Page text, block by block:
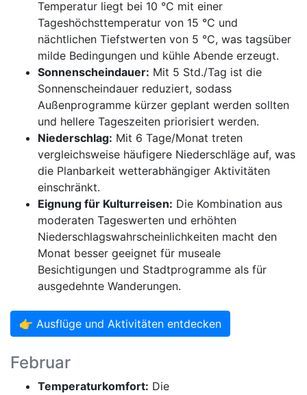
Temperatur liegt bei 10 °C mit einer
Tageshöchsttemperatur von 15 °C und
nächtlichen Tiefstwerten von 5 °C, was tagsüber
milde Bedingungen und kühle Abende erzeugt.
Sonnenscheindauer: Mit 5 Std./Tag ist die
Sonnenscheindauer reduziert, sodass
Außenprogramme kürzer geplant werden sollten
und hellere Tageszeiten priorisiert werden.
Niederschlag: Mit 6 Tage/Monat treten
vergleichsweise häufigere Niederschläge auf, was
die Planbarkeit wetterabhängiger Aktivitäten
einschränkt.
Eignung für Kulturreisen: Die Kombination aus
moderaten Tageswerten und erhöhten
Niederschlagswahrscheinlichkeiten macht den
Monat besser geeignet für museale
Besichtigungen und Stadtprogramme als für
ausgedehnte Wanderungen.
👉 Ausflüge und Aktivitäten entdecken
Februar
Temperaturkomfort: Die